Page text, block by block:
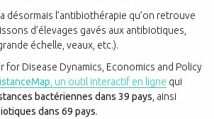
désormais l’antibiothérapie qu’on retrouve
d’élevages gavés aux antibiotiques,
échelle, veaux, etc.).
for Disease Dynamics, Economics and Policy
, un outil interactif en ligne qui
bactériennes dans 39 pays , ainsi
dans 69 pays.